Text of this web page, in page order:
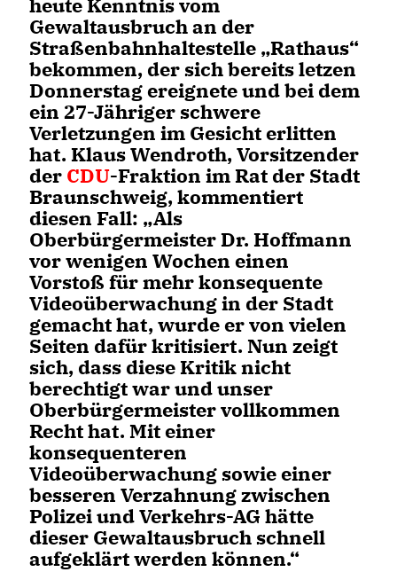
Gewaltausbruch an der
Straßenbahnhaltestelle „Rathaus“
bekommen, der sich bereits letzen
Donnerstag ereignete und bei dem
ein 27-Jähriger schwere
Verletzungen im Gesicht erlitten
hat. Klaus Wendroth, Vorsitzender
der CDU-Fraktion im Rat der Stadt
Braunschweig, kommentiert
diesen Fall: „Als
Oberbürgermeister Dr. Hoffmann
vor wenigen Wochen einen
Vorstoß für mehr konsequente
Videoüberwachung in der Stadt
gemacht hat, wurde er von vielen
Seiten dafür kritisiert. Nun zeigt
sich, dass diese Kritik nicht
berechtigt war und unser
Oberbürgermeister vollkommen
Recht hat. Mit einer
konsequenteren
Videoüberwachung sowie einer
besseren Verzahnung zwischen
Polizei und Verkehrs-AG hätte
dieser Gewaltausbruch schnell
aufgeklärt werden können.“